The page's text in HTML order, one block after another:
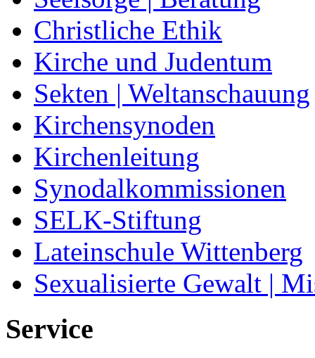
Christliche Ethik
Kirche und Judentum
Sekten | Weltanschauung
Kirchensynoden
Kirchenleitung
Synodalkommissionen
SELK-Stiftung
Lateinschule Wittenberg
Sexualisierte Gewalt |
Service